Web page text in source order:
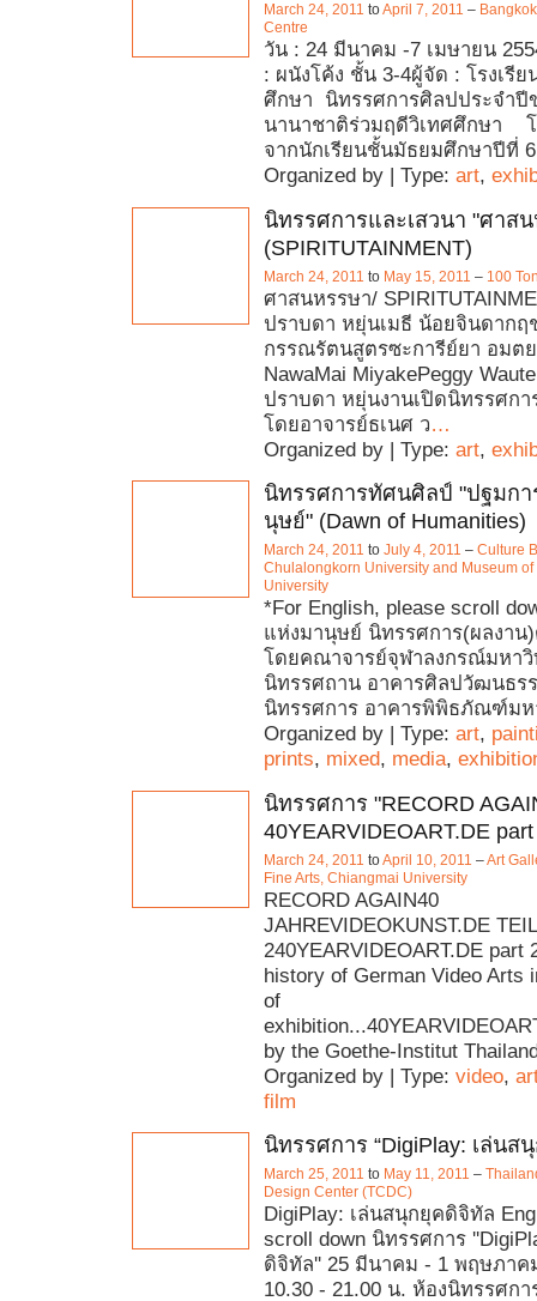
March 24, 2011 toApril 7, 2011 –
Centre
วัน : 24 มีนาคม -7 เมษายน
: ผนังโค้ง ชั้น 3-4ผู้จัด : โรงเรีย
ศึกษา นิทรรศการศิลปประจำปีข
นานาชาติร่วมฤดีวิเทศศึกษา
จากนักเรียนชั้นมัธยมศึกษาปีที่
Organized by | Type: art,
นิทรรศการและเสวนา "ศาส
(SPIRITUTAINMENT)
March 24, 2011 to May 15, 2011 – 100
ศาสนหรรษา/
ปราบดา หยุ่นเมธี น้อยจินดาก
กรรณรัตนสูตรซะการีย์ยา อมตย
NawaMai MiyakePeggy
ปราบดา หยุ่นงานเปิดนิทรรศกา
โดยอาจารย์ธเนศ ว…
Organized by | Type: art,
นิทรรศการทัศนศิลป์ "ปฐมก
นุษย์" (Dawn of Humanities)
March 24, 2011 to July 4, 2011 – Culture
Chulalongkorn University and Museum
University
*For English, please scroll
แห่งมานุษย์ นิทรรศการ(ผลงา
โดยคณาจารย์จุฬาลงกรณ์มหา
นิทรรศถาน อาคารศิลปวัฒนธร
นิทรรศการ อาคารพิพิธภัณฑ์มห
Organized by | Type: art,
prints, mixed, media,
นิทรรศการ "RECORD
40YEARVIDEOART.DE
March 24, 2011 toApril 10, 2011 –Art
Fine Arts, Chiangmai University
RECORD AGAIN40
JAHREVIDEOKUNST.DE TEIL
240YEARVIDEOART.DE part
history of German Video Arts
of
by the Goethe-Institut
Organized by | Type: video,
film
นิทรรศการ “DigiPlay: เล่นส
March 25, 2011 to May 11, 2011 –
Design Center (TCDC)
DigiPlay: เล่นสนุกยุคดิจิทัล
scroll down นิทรรศการ
ดิจิทัล'' 25 มีนาคม - 1 พฤษภาค
10.30 - 21.00 น. ห้องนิทรรศกา